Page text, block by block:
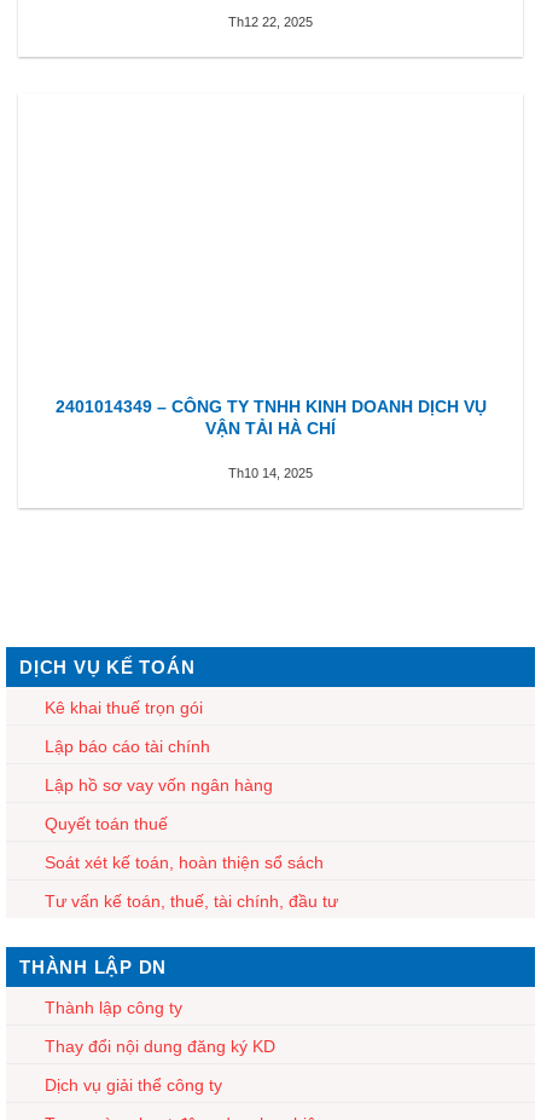
Th12 22, 2025
2401014349 – CÔNG TY TNHH KINH DOANH DỊCH VỤ
VẬN TẢI HÀ CHÍ
Th10 14, 2025
DỊCH VỤ KẾ TOÁN
Kê khai thuế trọn gói
Lập báo cáo tài chính
Lập hồ sơ vay vốn ngân hàng
Quyết toán thuế
Soát xét kế toán, hoàn thiện sổ sách
Tư vấn kế toán, thuế, tài chính, đầu tư
THÀNH LẬP DN
Thành lập công ty
Thay đổi nội dung đăng ký KD
Dịch vụ giải thể công ty